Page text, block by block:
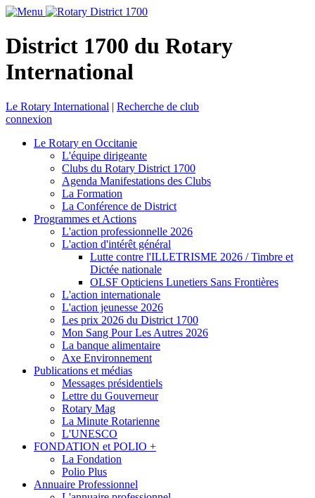
District 1700 du Rotary
International
Le Rotary International | Recherche de club
connexion
Le Rotary en Occitanie
L'équipe dirigeante
Clubs du Rotary District 1700
Agenda Manifestations des Clubs
La Formation
La Conférence de District
Programmes et Actions
L'action professionnelle 2026
L'action d'intérêt général
Lutte contre l'ILLETRISME 2026 / Timbre et
Dictée nationale
OLSF Opticiens Lunetiers Sans Frontières
L'action internationale
L'action jeunesse 2026
Les prix 2026 du District 1700
Mon Sang Pour Les Autres 2026
La banque alimentaire
Axe Environnement
Publications et médias
Messages présidentiels
Lettre du Gouverneur
Rotary Mag
La Minute Rotarienne
L'UNESCO
FONDATION et POLIO +
La Fondation
Polio Plus
Annuaire Professionnel